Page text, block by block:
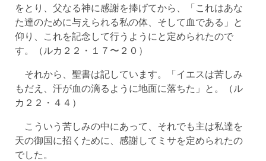
をとり、父なる神に感謝を捧げてから、「これはあな
た達のために与えられる私の体、そして血である」と
仰り、これを記念して行うようにと定められたので
す。（ルカ２２・１７〜２０）
それから、聖書は記しています。「イエスは苦しみ
もだえ、汗が血の滴るように地面に落ちた」と。（ル
カ２２・４４）
こういう苦しみの中にあって、それでも主は私達を
天の御国に招くために、感謝してミサを定められたの
でした。